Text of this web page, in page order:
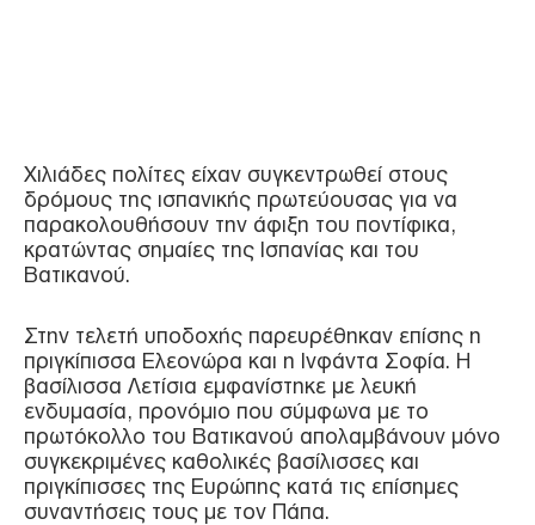
Χιλιάδες πολίτες είχαν συγκεντρωθεί στους
δρόμους της ισπανικής πρωτεύουσας για να
παρακολουθήσουν την άφιξη του ποντίφικα,
κρατώντας σημαίες της Ισπανίας και του
Βατικανού.
Στην τελετή υποδοχής παρευρέθηκαν επίσης η
πριγκίπισσα Ελεονώρα και η Ινφάντα Σοφία. Η
βασίλισσα Λετίσια εμφανίστηκε με λευκή
ενδυμασία, προνόμιο που σύμφωνα με το
πρωτόκολλο του Βατικανού απολαμβάνουν μόνο
συγκεκριμένες καθολικές βασίλισσες και
πριγκίπισσες της Ευρώπης κατά τις επίσημες
συναντήσεις τους με τον Πάπα.